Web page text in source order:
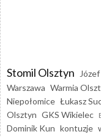
Stomil Olsztyn
Warszawa Warmia
Niepołomice Łukasz
Olsztyn GKS Wikielec
Dominik Kun kontuzje